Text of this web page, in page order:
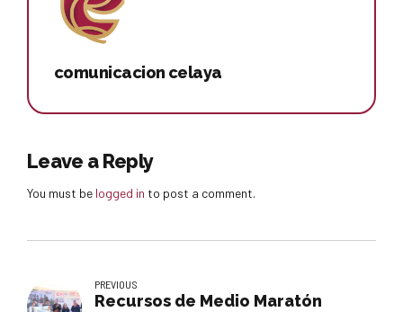
comunicacion celaya
Leave a Reply
You must be logged in to post a comment.
PREVIOUS
Recursos de Medio Maratón